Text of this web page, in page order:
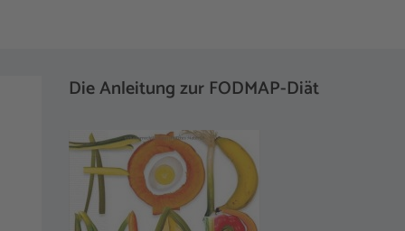
Die Anleitung zur FODMAP-Diät